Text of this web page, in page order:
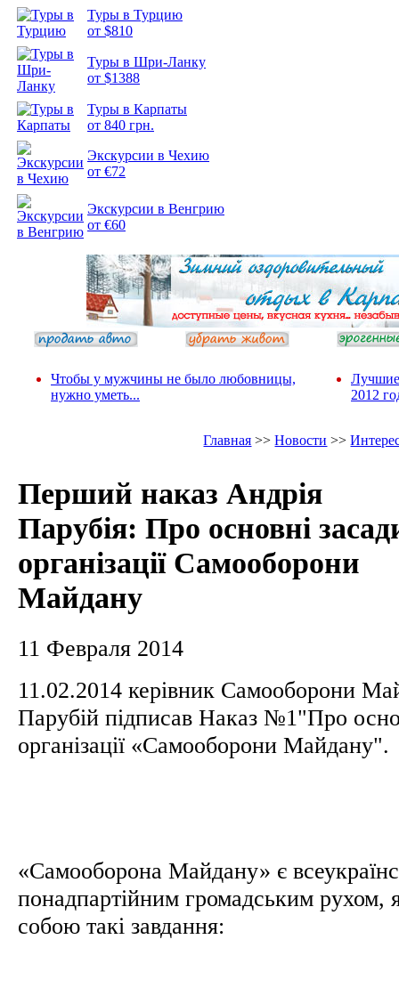
Туры в Турцию
от $810
Туры в Шри-Ланку
от $1388
Туры в Карпаты
от 840 грн.
Экскурсии в Чехию
от €72
Экскурсии в Венгрию
от €60
Чтобы у мужчины не было любовницы,
нужно уметь...
Лучшие
2012
Главная >>Новости >>
Перший наказ Андрія
Парубія: Про основні
організації Самооборони
Майдану
11 Февраля 2014
11.02.2014 керівник Самооборони
Парубій підписав Наказ №1"Про
організації «Самооборони Майдану".
«Самооборона Майдану» є
понадпартійним громадським рухом,
собою такі завдання: